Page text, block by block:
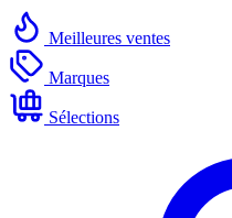
Meilleures ventes
Marques
Sélections